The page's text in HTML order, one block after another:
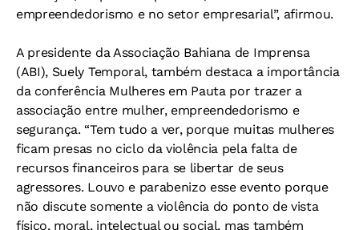
empreendedorismo e no setor empresarial”, afirmou.
A presidente da Associação Bahiana de Imprensa
(ABI), Suely Temporal, também destaca a importância
da conferência Mulheres em Pauta por trazer a
associação entre mulher, empreendedorismo e
segurança. “Tem tudo a ver, porque muitas mulheres
ficam presas no ciclo da violência pela falta de
recursos financeiros para se libertar de seus
agressores. Louvo e parabenizo esse evento porque
não discute somente a violência do ponto de vista
físico, moral, intelectual ou social, mas também